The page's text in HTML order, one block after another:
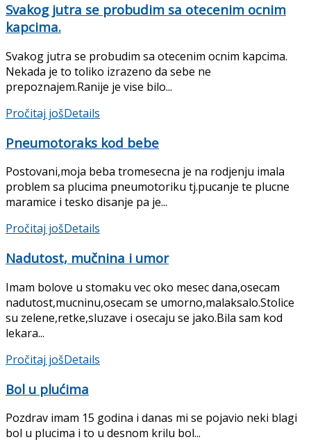
Svakog jutra se probudim sa otecenim ocnim
kapcima.
Svakog jutra se probudim sa otecenim ocnim kapcima.
Nekada je to toliko izrazeno da sebe ne
prepoznajem.Ranije je vise bilo...
Pročitaj jošDetails
Pneumotoraks kod bebe
Postovani,moja beba tromesecna je na rodjenju imala
problem sa plucima pneumotoriku tj.pucanje te plucne
maramice i tesko disanje pa je...
Pročitaj jošDetails
Nadutost, mučnina i umor
Imam bolove u stomaku vec oko mesec dana,osecam
nadutost,mucninu,osecam se umorno,malaksalo.Stolice
su zelene,retke,sluzave i osecaju se jako.Bila sam kod
lekara...
Pročitaj jošDetails
Bol u plućima
Pozdrav imam 15 godina i danas mi se pojavio neki blagi
bol u plucima i to u desnom krilu bol...